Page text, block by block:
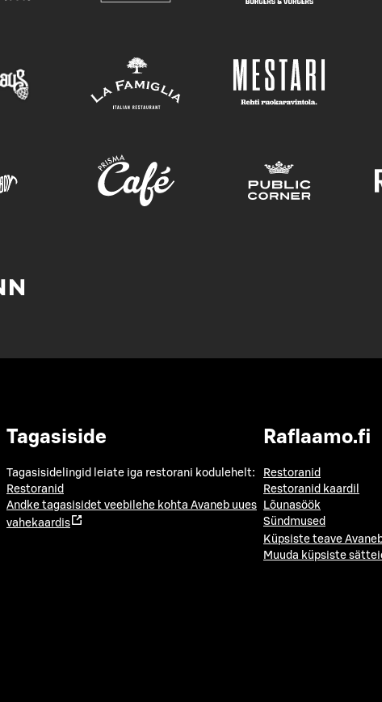
Tagasiside
Tagasisidelingid leiate iga restorani kodulehelt:
Restoranid
Andke tagasisidet veebilehe kohta Avaneb uues
vahekaardis
Raflaamo.fi
Restoranid
Restoranid kaardil
Lõunasöök
Sündmused
Küpsiste teave
Muuda küpsiste